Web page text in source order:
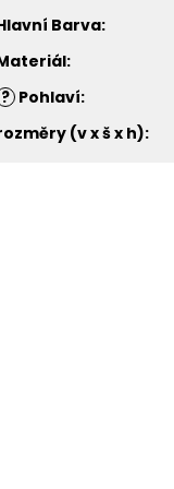
Barva:
:
? Pohlaví:
(v x š x h):